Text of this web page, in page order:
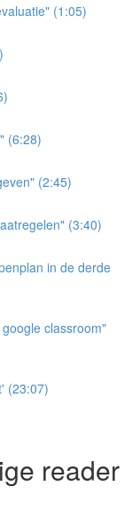
(1:05)
(6:28)
(2:45)
(3:40)
in de derde
classroom"
(23:07)
reader